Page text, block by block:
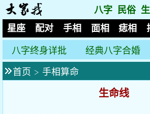
八字 民俗
星座
配对 手相 面相 痣相
八字终身详批 经典八字合婚
首页 > 手相算命
生命线